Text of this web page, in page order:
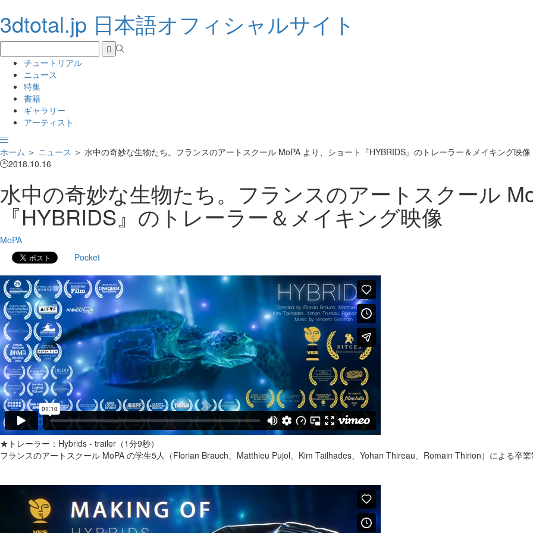
3dtotal.jp 日本語オフィシャルサイト
チュートリアル
ニュース
特集
書籍
ギャラリー
アーティスト
ホーム ＞ ニュース ＞ 水中の奇妙な生物たち。フランスのアートスクール MoPA より、ショート『HYBRIDS』のトレーラー＆メイキング映像
2018.10.16
水中の奇妙な生物たち。フランスのアートスクール
『HYBRIDS』のトレーラー＆メイキング映像
MoPA
Pocket
★トレーラー：Hybrids - trailer（1分9秒）
フランスのアートスクール MoPA の学生5人（Florian Brauch、Matthieu Pujol、Kim Tailhades、Yohan Thireau、Romain Thirion）による卒業